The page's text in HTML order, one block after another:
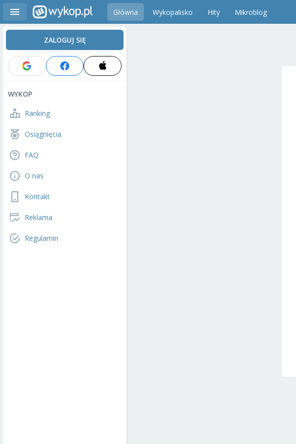
Główna Wykopalisko Hity Mikroblog
ZALOGUJ SIĘ
WYKOP
Ranking
Osiągnięcia
FAQ
O nas
Kontakt
Reklama
Regulamin